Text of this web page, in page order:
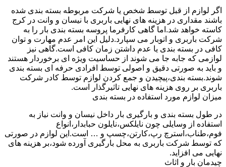
اگر لوازم از قبل توسط شخص یا شرکت مربوطه بسته بندی شده
باشند مقداری در هزینه های نهایی باربری با نیسان و وانت در کرج
کاسته خواهد شد.اما گاهی کارفرما پروسه بسته بندی بار را به
شرکت باربری و اتوبار می سپارد.دلیل این امر عدم مهارت و توان
کافی در بسته بندی یا عدم داشتن زمان کافی است.گاهی نیز
لوازمی که جابه جا می شوند از حساسیت ویژه ای برخوردار هستند
و باید به صورتی دقیق و اصولی توسط افرادی حرفه ای بسته بندی
شوند.بسته بندی،پیچیدن و جمع کردن لوازم توسط کادر شرکت
باربری بر روی هزینه های نهایی تاثیرگذار است.
میزان لوازم مورد استفاده در بسته بندی
در طول بسته بندی و بارگیری بار داخل نیسان و وانت نیاز به
استفاده از وسایلی چون نایلکس،نایلون حبابدار،انواع
فوم،طناب،استرچ رپ،کارتن،چسپ و … است.این لوازم در صورتی
که توسط شرکت باربری به محل بارگیری آورده شود،بر هزینه های
نهایی می افزاید.
چیدمان بار و اثاث